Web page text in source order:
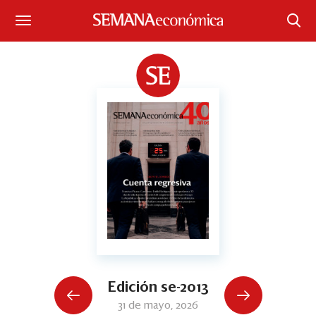
¿Qué está pasando?
Sectores y Empresas
Legal y Política
Eventos
Edición se-2013
31 de mayo, 2026